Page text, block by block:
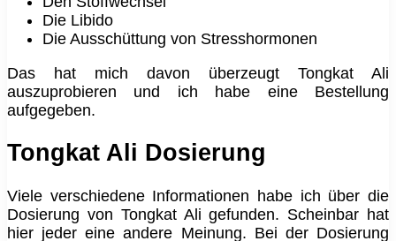
Die Libido
Die Ausschüttung von Stresshormonen
Das hat mich davon überzeugt Tongkat Ali
auszuprobieren und ich habe eine Bestellung
aufgegeben.
Tongkat Ali Dosierung
Viele verschiedene Informationen habe ich über die
Dosierung von Tongkat Ali gefunden. Scheinbar hat
hier jeder eine andere Meinung. Bei der Dosierung